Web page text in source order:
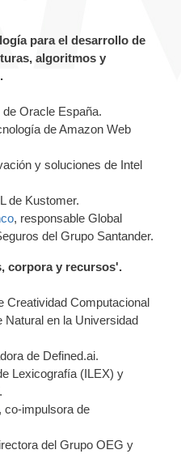
para el desarrollo de
algoritmos y
Oracle España.
de Amazon Web
y soluciones de Intel
de Kustomer.
, responsable Global
del Grupo Santander.
corpora y recursos'.
Creatividad Computacional
Natural en la Universidad
de Defined.ai.
Lexicografía (ILEX) y
, co-impulsora de
del Grupo OEG y